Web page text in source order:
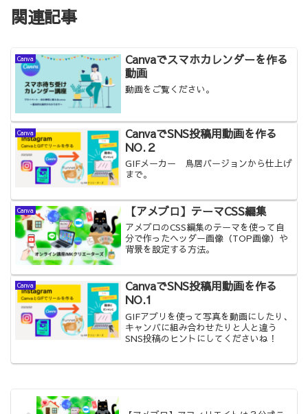
関連記事
Canva
Canvaでスマホカレンダーを作る
動画
動画をご覧ください。
Canva
CanvaでSNS投稿用動画を作る
NO.２
GIFメーカー 鳥居バージョンから仕上げ
まで。
Canva 【アメブロ】テーマCSS編集
アメブロのCSS編集のテーマを使って自
分で作ったヘッダー画像（TOP画像）や
背景を設定する方法。
Canva
CanvaでSNS投稿用動画を作る
NO.1
GIFアプリを使って写真を動画にしたり、
キャンバに組み合わせたりと人と違う
SNS投稿のヒントにしてくださいね！